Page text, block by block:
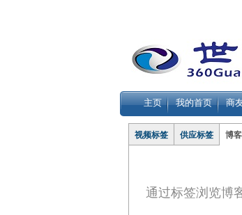
主页 我的首页 商
视频标签 供应标签 博
通过标签浏览博